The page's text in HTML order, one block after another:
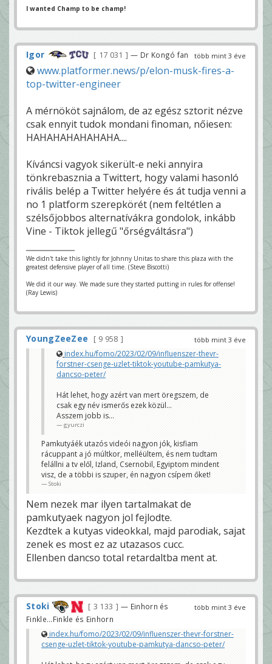
I wanted Champ to be champ!
több mint 3 éve
Igor 17 031 — Dr Kongó fan
www.platformer.news/p/elon-musk-fires-a-
top-twitter-engineer
A mérnököt sajnálom, de az egész sztorit nézve
csak ennyit tudok mondani finoman, nőiesen:
HAHAHAHAHAHAHA....
Kíváncsi vagyok sikerült-e neki annyira
tönkrebasznia a Twittert, hogy valami hasonló
rivális belép a Twitter helyére és át tudja venni a
no 1 platform szerepkörét (nem feltétlen a
szélsőjobbos alternatívákra gondolok, inkább
Vine - Tiktok jellegű "őrségváltásra")
We didn't take this lightly for Johnny Unitas to share this plaza with the
greatest defensive player of all time. (Steve Biscotti)
We did it our way. We made sure they started putting in rules for offense!
(Ray Lewis)
több mint 3 éve
YoungZeeZee
9 958
index.hu/fomo/2023/02/09/influenszer-thevr-
forstner-csenge-uzlet-tiktok-youtube-pamkutya-
dancso-peter/
Hát lehet, hogy azért van mert öregszem, de
csak egy név ismerős ezek közül...
Asszem jobb is...
gyurczi
Pamkutyáék utazós videói nagyon jók, kisfiam
rácuppant a jó múltkor, melléültem, és nem tudtam
felállni a tv elől, Izland, Csernobil, Egyiptom mindent
visz, de a többi is szuper, én nagyon csípem őket!
Stoki
Nem nezek mar ilyen tartalmakat de
pamkutyaek nagyon jol fejlodte.
Kezdtek a kutyas videokkal, majd parodiak, sajat
zenek es most ez az utazasos cucc.
Ellenben dancso total retardaltba ment at.
több mint 3 éve
Stoki 3 133
— Einhorn és
Finkle...Finkle és Einhorn
index.hu/fomo/2023/02/09/influenszer-thevr-forstner-
csenge-uzlet-tiktok-youtube-pamkutya-dancso-peter/